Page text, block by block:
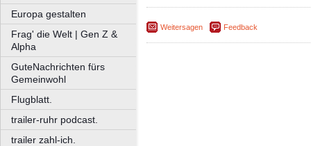
Europa gestalten
Frag' die Welt | Gen Z &
Alpha
GuteNachrichten fürs
Gemeinwohl
Flugblatt.
trailer-ruhr podcast.
trailer zahl-ich.
Weitersagen Feedback